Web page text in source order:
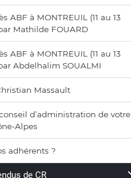
ABF à MONTREUIL (11 au 13
Mathilde FOUARD
ABF à MONTREUIL (11 au 13
Abdelhalim SOUALMI
Massault
d’administration de votre
Alpes
adhérents ?
de CR